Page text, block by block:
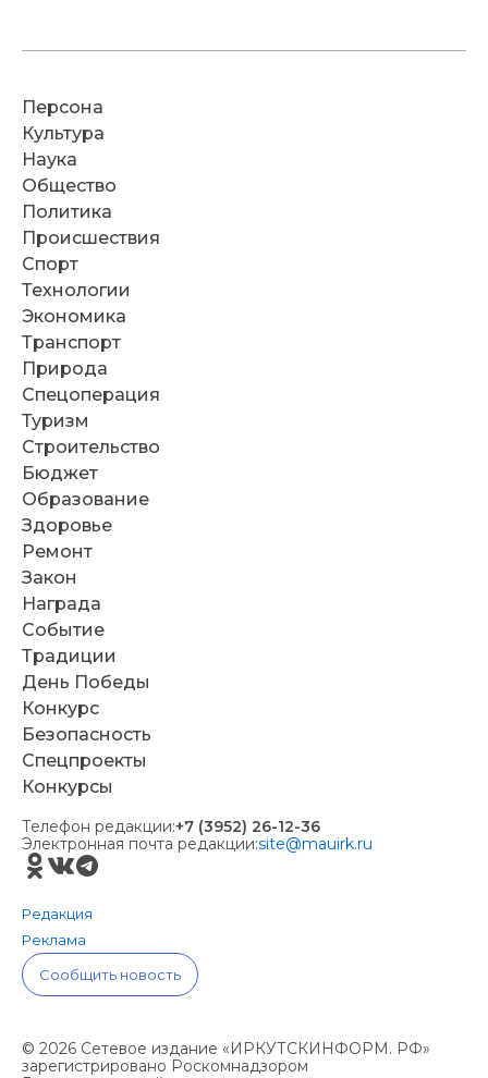
Персона
Культура
Наука
Общество
Политика
Происшествия
Спорт
Технологии
Экономика
Транспорт
Природа
Спецоперация
Туризм
Строительство
Бюджет
Образование
Здоровье
Ремонт
Закон
Награда
Событие
Традиции
День Победы
Конкурс
Безопасность
Спецпроекты
Конкурсы
Телефон редакции:+7 (3952) 26-12-36
Электронная почта редакции:site@mauirk.ru
Редакция
Реклама
Сообщить новость
© 2026 Сетевое издание «ИРКУТСКИНФОРМ. РФ»
зарегистрировано Роскомнадзором